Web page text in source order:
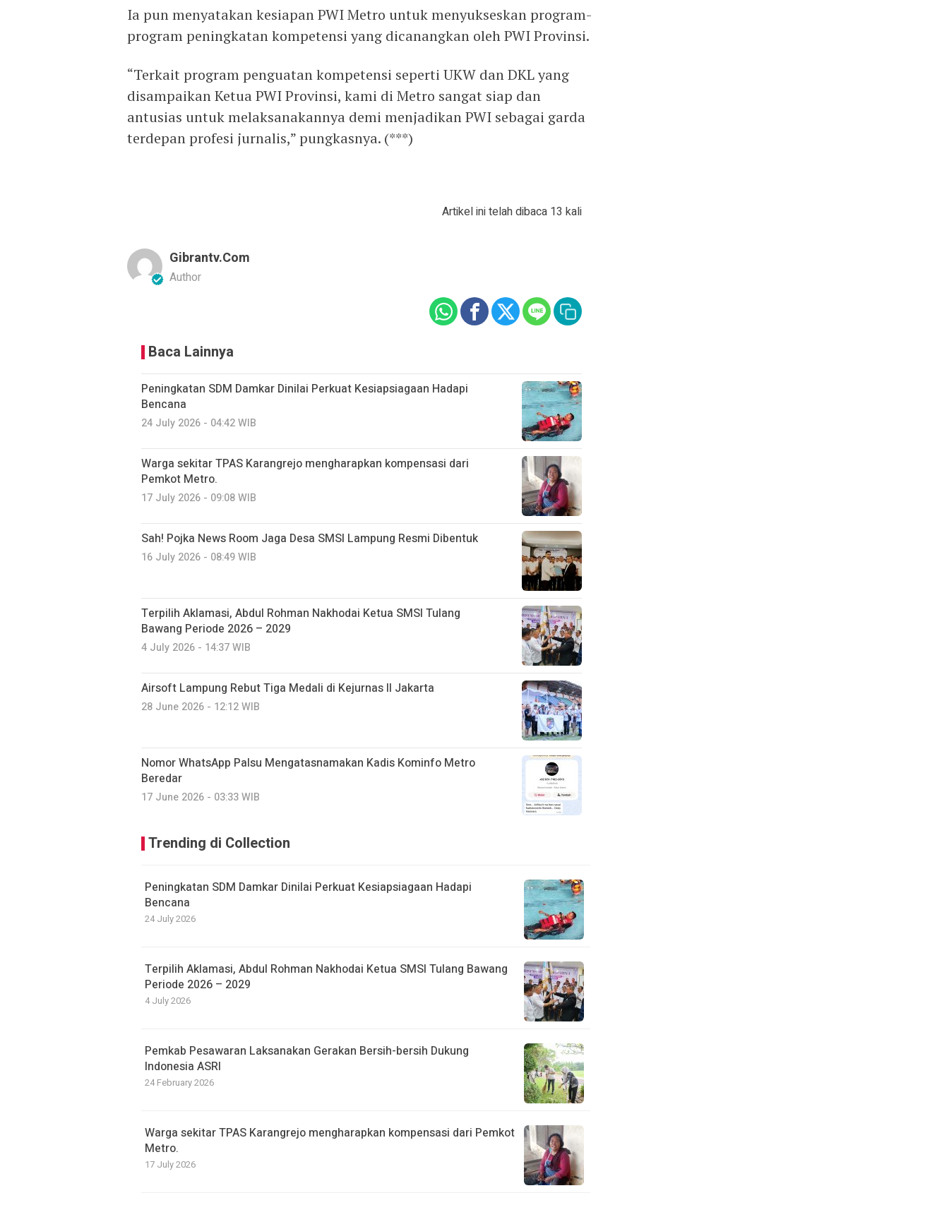
Ia pun menyatakan kesiapan PWI Metro untuk menyukseskan program-
program peningkatan kompetensi yang dicanangkan oleh PWI Provinsi.
“Terkait program penguatan kompetensi seperti UKW dan DKL yang
disampaikan Ketua PWI Provinsi, kami di Metro sangat siap dan
antusias untuk melaksanakannya demi menjadikan PWI sebagai garda
terdepan profesi jurnalis,” pungkasnya. (***)
Artikel ini telah dibaca 13 kali
Gibrantv.com
Author
Baca Lainnya
Peningkatan SDM Damkar Dinilai Perkuat Kesiapsiagaan Hadapi
Bencana
24 July 2026 - 04:42 WIB
Warga sekitar TPAS Karangrejo mengharapkan kompensasi dari
Pemkot Metro.
17 July 2026 - 09:08 WIB
Sah! Pojka News Room Jaga Desa SMSI Lampung Resmi Dibentuk
16 July 2026 - 08:49 WIB
Terpilih Aklamasi, Abdul Rohman Nakhodai Ketua SMSI Tulang
Bawang Periode 2026 – 2029
4 July 2026 - 14:37 WIB
Airsoft Lampung Rebut Tiga Medali di Kejurnas II Jakarta
28 June 2026 - 12:12 WIB
Nomor WhatsApp Palsu Mengatasnamakan Kadis Kominfo Metro
Beredar
17 June 2026 - 03:33 WIB
Trending di Collection
Peningkatan SDM Damkar Dinilai Perkuat Kesiapsiagaan Hadapi
Bencana
24 July 2026
Terpilih Aklamasi, Abdul Rohman Nakhodai Ketua SMSI Tulang Bawang
Periode 2026 – 2029
4 July 2026
Pemkab Pesawaran Laksanakan Gerakan Bersih-bersih Dukung
Indonesia ASRI
24 February 2026
Warga sekitar TPAS Karangrejo mengharapkan kompensasi dari Pemkot
Metro.
17 July 2026